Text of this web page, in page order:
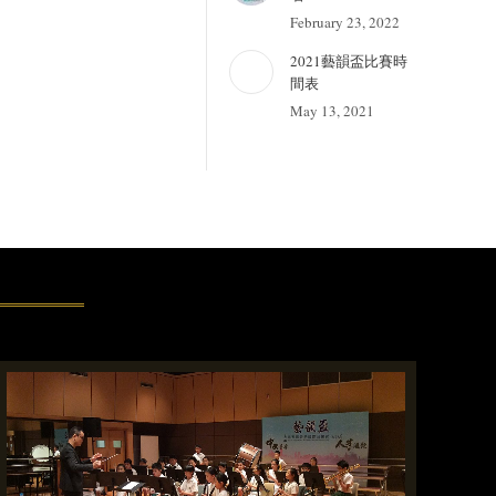
February 23, 2022
2021藝韻盃比賽時
間表
May 13, 2021